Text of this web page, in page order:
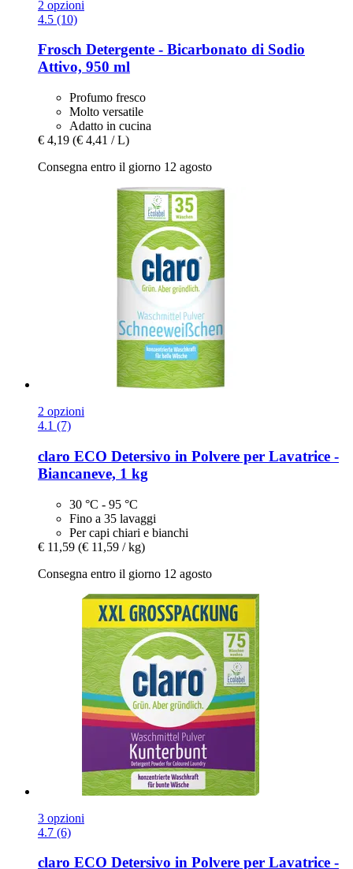
2 opzioni
4.5 (10)
Frosch Detergente -​ Bicarbonato di Sodio
Attivo, 950 ml
Profumo fresco
Molto versatile
Adatto in cucina
€ 4,19 (€ 4,41 / L)
Consegna entro il giorno 12 agosto
2 opzioni
4.1 (7)
claro ECO Detersivo in Polvere per Lavatrice -​
Biancaneve, 1 kg
30 °C - 95 °C
Fino a 35 lavaggi
Per capi chiari e bianchi
€ 11,59 (€ 11,59 / kg)
Consegna entro il giorno 12 agosto
3 opzioni
4.7 (6)
claro ECO Detersivo in Polvere per Lavatrice -​